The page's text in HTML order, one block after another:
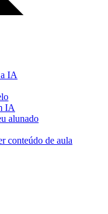
IA
IA
alunado
conteúdo de aula